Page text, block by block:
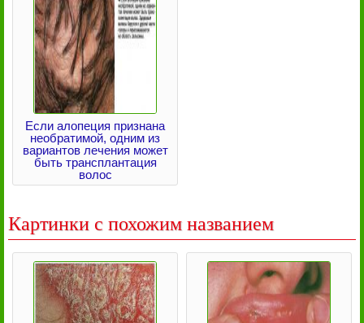
Если алопеция признана
необратимой, одним из
вариантов лечения может
быть трансплантация
волос
Картинки с похожим названием